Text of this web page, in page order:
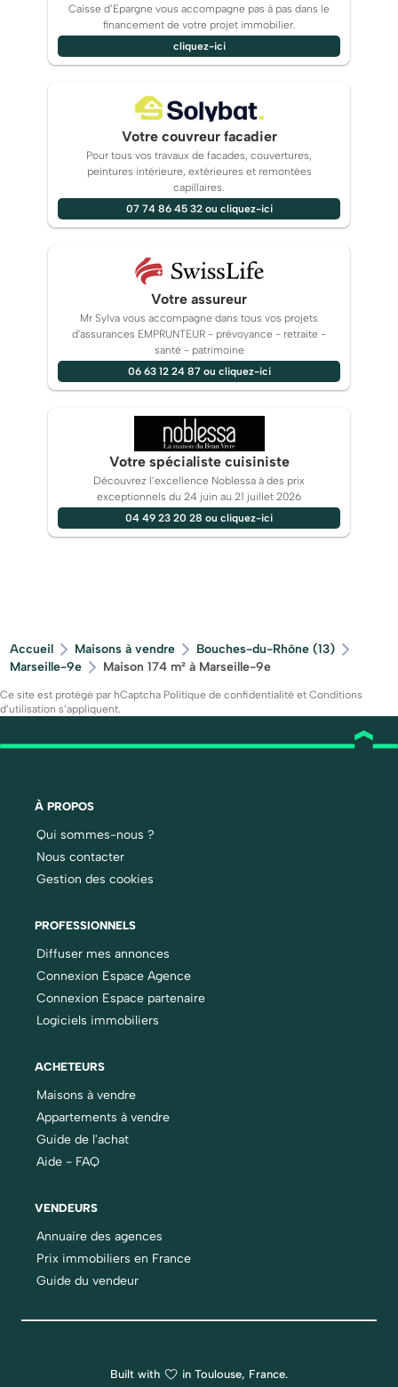
Caisse d’Epargne vous accompagne pas à pas dans le
financement de votre projet immobilier.
cliquez-ici
Votre couvreur facadier
Pour tous vos travaux de facades, couvertures,
peintures intérieure, extérieures et remontées
capillaires.
07 74 86 45 32 ou cliquez-ici
Votre assureur
Mr Sylva vous accompagne dans tous vos projets
d'assurances EMPRUNTEUR - prévoyance - retraite -
santé - patrimoine
06 63 12 24 87 ou cliquez-ici
Votre spécialiste cuisiniste
Découvrez l’excellence Noblessa à des prix
exceptionnels du 24 juin au 21 juillet 2026
04 49 23 20 28 ou cliquez-ici
Accueil Maisons à vendre
Bouches-du-Rhône (13)
Marseille-9e
Maison 174 m² à Marseille-9e
Ce site est protégé par hCaptcha Politique de confidentialité et Conditions
d’utilisation s’appliquent.
À PROPOS
Qui sommes-nous ?
Nous contacter
Gestion des cookies
PROFESSIONNELS
Diffuser mes annonces
Connexion Espace Agence
Connexion Espace partenaire
Logiciels immobiliers
ACHETEURS
Maisons à vendre
Appartements à vendre
Guide de l'achat
Aide - FAQ
VENDEURS
Annuaire des agences
Prix immobiliers en France
Guide du vendeur
Built with in Toulouse, France.